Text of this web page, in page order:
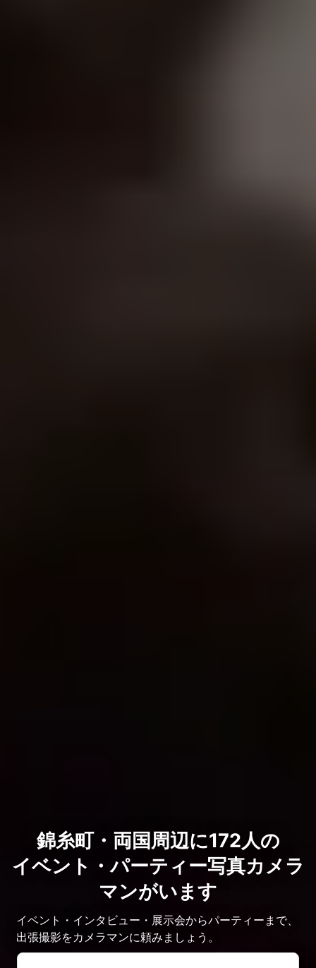
錦糸町・両国周辺に172人の
イベント・パーティー写真カメラ
マンがいます
イベント・インタビュー・展示会からパーティーまで、
出張撮影をカメラマンに頼みましょう。